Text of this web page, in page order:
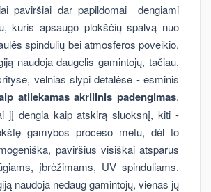
paviršiai dar papildomai dengiami
kuris apsaugo plokščių spalvą nuo
spindulių bei atmosferos poveikio.
naudoja daugelis gamintojų, tačiau,
velnias slypi detalėse - esminis
atliekamas akrilinis padengimas.
jį dengia kaip atskirą sluoksnį, kiti -
gamybos proceso metu, dėl to
paviršius visiškai atsparus
įbrėžimams, UV spinduliams.
naudoja nedaug gamintojų, vienas jų